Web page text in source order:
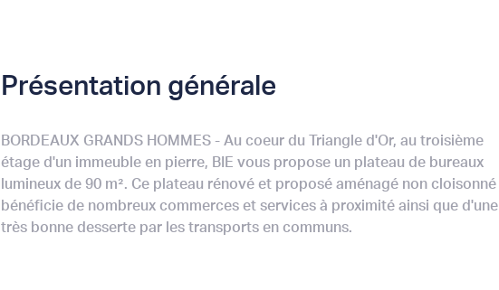
Présentation générale
BORDEAUX GRANDS HOMMES - Au coeur du Triangle d'Or, au troisième
étage d'un immeuble en pierre, BIE vous propose un plateau de bureaux
lumineux de 90 m². Ce plateau rénové et proposé aménagé non cloisonné
bénéficie de nombreux commerces et services à proximité ainsi que d'une
très bonne desserte par les transports en communs.